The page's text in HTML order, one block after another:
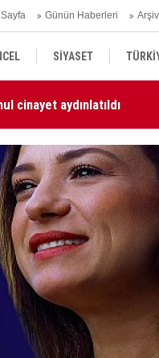
Günün Haberleri Arşiv
SİYASET
KÜLTÜR SANAT DÜNYA
cinayet aydınlatıldı
Güçlendirilmesi kanun